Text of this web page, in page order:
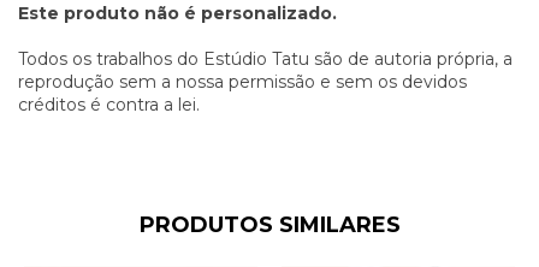
Este produto não é personalizado.
Todos os trabalhos do Estúdio Tatu são de autoria própria, a
reprodução sem a nossa permissão e sem os devidos
créditos é contra a lei.
PRODUTOS SIMILARES